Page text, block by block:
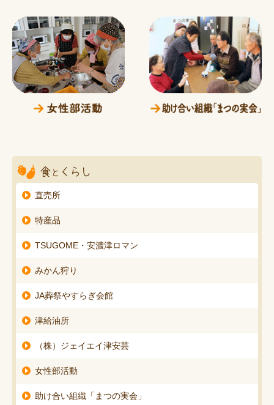
直売所
特産品
TSUGOME・安濃津ロマン
みかん狩り
JA葬祭やすらぎ会館
津給油所
（株）ジェイエイ津安芸
女性部活動
助け合い組織「まつの実会」